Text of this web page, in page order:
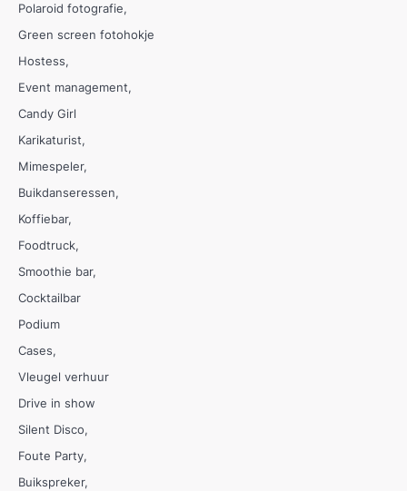
Polaroid fotografie
Green screen fotohokje
Hostess
Event management
Candy Girl
Karikaturist
Mimespeler
Buikdanseressen
Koffiebar
Foodtruck
Smoothie bar
Cocktailbar
Podium
Cases
Vleugel verhuur
Drive in show
Silent Disco
Foute Party
Buikspreker